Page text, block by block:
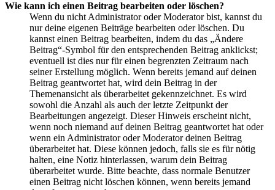
Wie kann ich einen Beitrag bearbeiten oder löschen?
Wenn du nicht Administrator oder Moderator bist, kannst du
nur deine eigenen Beiträge bearbeiten oder löschen. Du
kannst einen Beitrag bearbeiten, indem du das „Ändere
Beitrag“-Symbol für den entsprechenden Beitrag anklickst;
eventuell ist dies nur für einen begrenzten Zeitraum nach
seiner Erstellung möglich. Wenn bereits jemand auf deinen
Beitrag geantwortet hat, wird dein Beitrag in der
Themenansicht als überarbeitet gekennzeichnet. Es wird
sowohl die Anzahl als auch der letzte Zeitpunkt der
Bearbeitungen angezeigt. Dieser Hinweis erscheint nicht,
wenn noch niemand auf deinen Beitrag geantwortet hat oder
wenn ein Administrator oder Moderator deinen Beitrag
überarbeitet hat. Diese können jedoch, falls sie es für nötig
halten, eine Notiz hinterlassen, warum dein Beitrag
überarbeitet wurde. Bitte beachte, dass normale Benutzer
einen Beitrag nicht löschen können, wenn bereits jemand